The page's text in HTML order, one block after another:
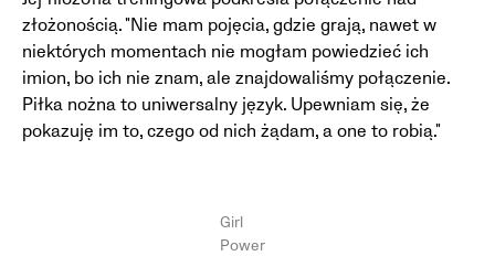
złożonością. "Nie mam pojęcia, gdzie grają, nawet w
niektórych momentach nie mogłam powiedzieć ich
imion, bo ich nie znam, ale znajdowaliśmy połączenie.
Piłka nożna to uniwersalny język. Upewniam się, że
pokazuję im to, czego od nich żądam, a one to robią."
Girl
Power